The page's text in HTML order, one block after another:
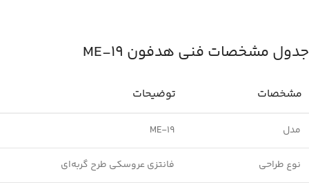
جدول مشخصات فنی هدفون ME-19
مشخصات توضیحات
مدل ME-19
نوع طراحی فانتزی عروسکی طرح گربه‌ای